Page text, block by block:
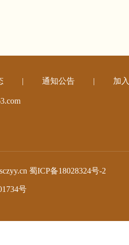
| 通知公告 | 加
蜀ICP备18028324号-2
号